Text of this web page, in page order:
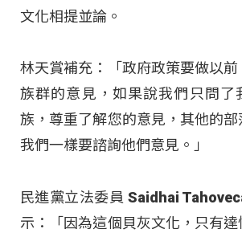
文化相提並論。
林天賞補充：「政府政策要做以
族群的意見，如果說我們只問了
族，尊重了解您的意見，其他的部
我們一樣要諮詢他們意見。」
民進黨立法委員 Saidhai
示：「因為這個貝灰文化，只有